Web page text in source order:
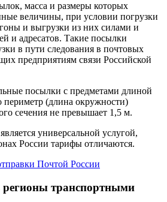
масса и размеры которых
величины, при условии погрузки
и выгрузки из них силами и
и адресатов. Такие посылки
в пути следования в почтовых
предприятиям связи Российской
посылки с предметами длиной
периметр (длина окружности)
сечения не превышает 1,5 м.
универсальной услугой,
России тарифы отличаются.
Почтой России
регионы транспортными